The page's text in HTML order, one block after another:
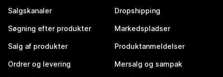
Salgskanaler
Søgning efter produkter
Salg af produkter
Ordrer og levering
Dropshipping
Markedspladser
Produktanmeldelser
Mersalg og sampak